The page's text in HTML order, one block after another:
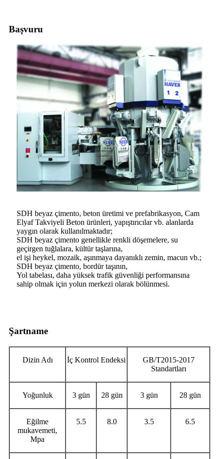
Başvuru
SDH beyaz çimento, beton üretimi ve prefabrikasyon, Cam
Elyaf Takviyeli Beton ürünleri, yapıştırıcılar vb. alanlarda
yaygın olarak kullanılmaktadır;
SDH beyaz çimento genellikle renkli döşemelere, su
geçirgen tuğlalara, kültür taşlarına,
el işi heykel, mozaik, aşınmaya dayanıklı zemin, macun vb.;
SDH beyaz çimento, bordür taşının,
Yol tabelası, daha yüksek trafik güvenliği performansına
sahip olmak için yolun merkezi olarak bölünmesi.
Şartname
Dizin Adı İç Kontrol Endeksi
GB/T2015-2017
Standartları
Yoğunluk 3 gün 28 gün 3 gün 28 gün
Eğilme
mukavemeti,
Mpa
5.5 8.0 3.5 6.5